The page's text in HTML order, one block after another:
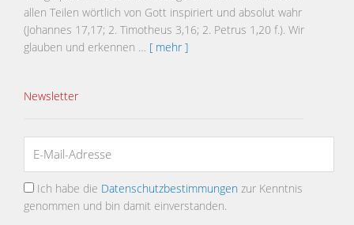
allen Teilen wörtlich von Gott inspiriert und absolut wahr
(Johannes 17,17; 2. Timotheus 3,16; 2. Petrus 1,20 f.). Wir
glauben und erkennen … [ mehr ]
Newsletter
Ich habe die Datenschutzbestimmungen zur Kenntnis
genommen und bin damit einverstanden.